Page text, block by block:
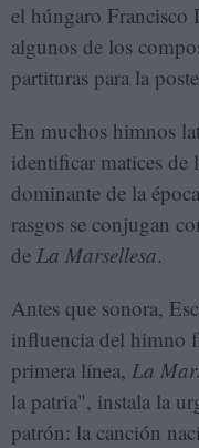
el húngaro Francisco
algunos de los
partituras para la
En muchos himnos
identificar matices de
dominante de la
rasgos se conjugan
de La Marsellesa.
Antes que sonora,
influencia del himno
primera línea, La
la patria", instala la
patrón: la canción